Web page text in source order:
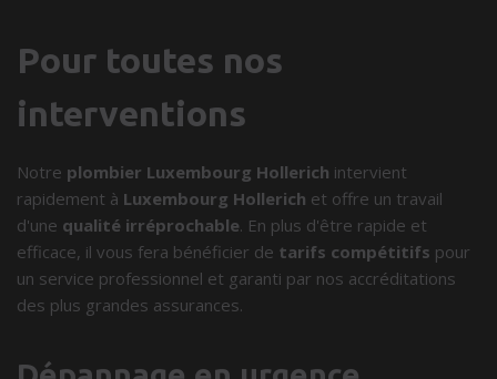
Pour toutes nos
interventions
Notre plombier Luxembourg Hollerich intervient
rapidement à Luxembourg Hollerich et offre un travail
d'une qualité irréprochable. En plus d'être rapide et
efficace, il vous fera bénéficier de tarifs compétitifs pour
un service professionnel et garanti par nos accréditations
des plus grandes assurances.